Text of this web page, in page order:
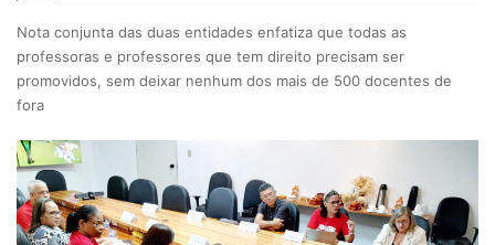
Nota conjunta das duas entidades enfatiza que todas as
professoras e professores que tem direito precisam ser
promovidos, sem deixar nenhum dos mais de 500 docentes de
fora